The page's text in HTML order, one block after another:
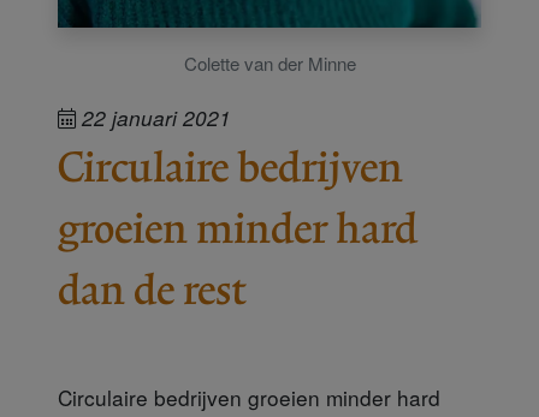
Colette van der Minne
22 januari 2021
Circulaire bedrijven
groeien minder hard
dan de rest
Circulaire bedrijven groeien minder hard